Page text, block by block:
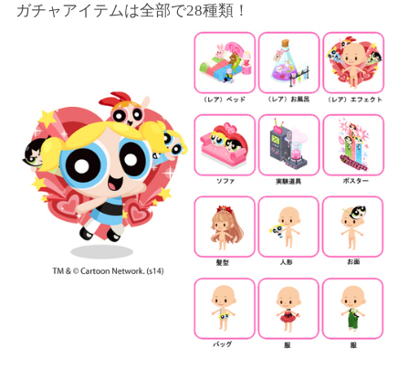
ガチャアイテムは全部で28種類！